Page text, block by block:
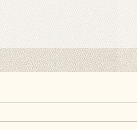
können Sie ihn einfach am Ständer
können auch doppelseitiges
Klebestreifen verwenden, wenn Sie es
an die Wand hängen möchten. Diese
erhältlich und nicht im Lieferumfang